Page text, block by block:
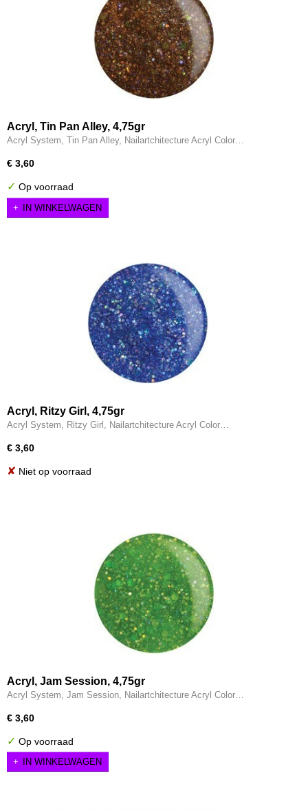
Acryl, Tin Pan Alley, 4,75gr
Acryl System, Tin Pan Alley, Nailartchitecture Acryl Color…
€ 3,60
✓ Op voorraad
IN WINKELWAGEN
Acryl, Ritzy Girl, 4,75gr
Acryl System, Ritzy Girl, Nailartchitecture Acryl Color…
€ 3,60
✘ Niet op voorraad
Acryl, Jam Session, 4,75gr
Acryl System, Jam Session, Nailartchitecture Acryl Color…
€ 3,60
✓ Op voorraad
IN WINKELWAGEN